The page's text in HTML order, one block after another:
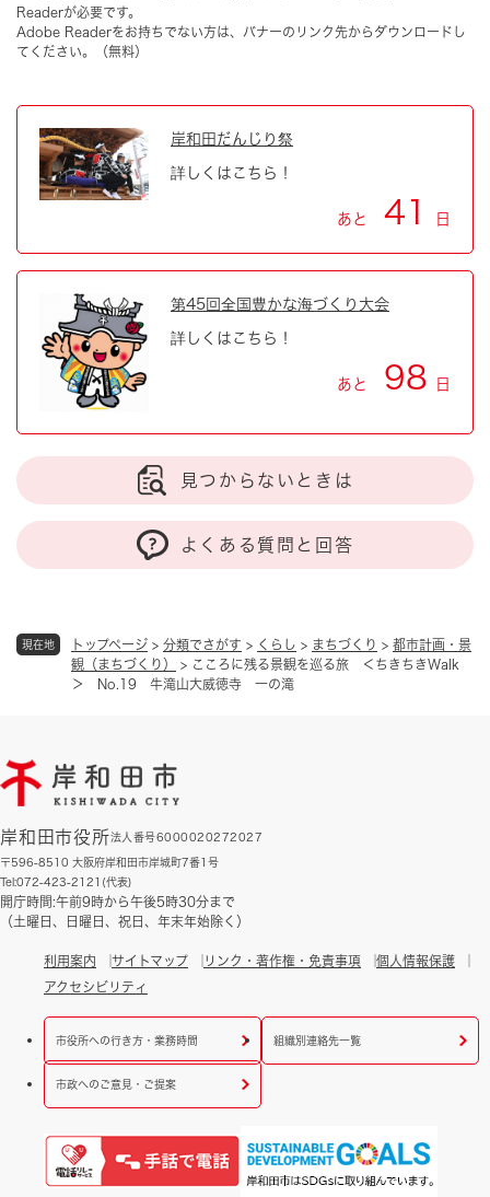
現在地 トップページ > 分類でさがす > くらし > まちづくり > 都市計画・景
観（まちづくり）
> こころに残る景観を巡る旅 ＜ちきちきWalk
＞ No.19 牛滝山大威徳寺 一の滝
Readerが必要です。
Adobe Readerをお持ちでない方は、バナーのリンク先からダウンロードし
てください。（無料）
岸和田だんじり祭
詳しくはこちら！
あと 41 日
第45回全国豊かな海づくり大会
詳しくはこちら！
あと 98 日
見つからないときは
よくある質問と回答
岸和田市役所法人番号6000020272027
〒596-8510 大阪府岸和田市岸城町7番1号
Tel:072-423-2121(代表)
開庁時間:午前9時から午後5時30分まで
（土曜日、日曜日、祝日、年末年始除く）
利用案内 サイトマップ リンク・著作権・免責事項
個人情報保護
アクセシビリティ
市役所への行き方・業務時間 組織別連絡先一覧
市政へのご意見・ご提案